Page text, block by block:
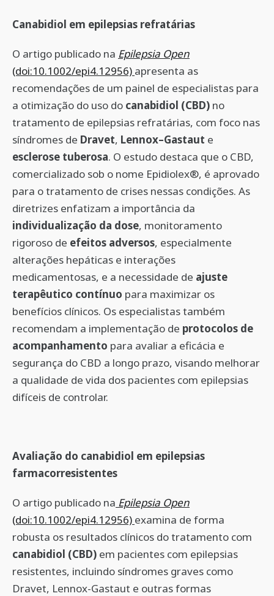
Canabidiol em epilepsias refratárias
O artigo publicado na Epilepsia Open
(doi:10.1002/epi4.12956) apresenta as
recomendações de um painel de especialistas para
a otimização do uso do canabidiol (CBD) no
tratamento de epilepsias refratárias, com foco nas
síndromes de Dravet, Lennox–Gastaut e
esclerose tuberosa. O estudo destaca que o CBD,
comercializado sob o nome Epidiolex®, é aprovado
para o tratamento de crises nessas condições. As
diretrizes enfatizam a importância da
individualização da dose, monitoramento
rigoroso de efeitos adversos, especialmente
alterações hepáticas e interações
medicamentosas, e a necessidade de ajuste
terapêutico contínuo para maximizar os
benefícios clínicos. Os especialistas também
recomendam a implementação de protocolos de
acompanhamento para avaliar a eficácia e
segurança do CBD a longo prazo, visando melhorar
a qualidade de vida dos pacientes com epilepsias
difíceis de controlar.
Avaliação do canabidiol em epilepsias
farmacorresistentes
O artigo publicado na Epilepsia Open
(doi:10.1002/epi4.12956) examina de forma
robusta os resultados clínicos do tratamento com
canabidiol (CBD) em pacientes com epilepsias
resistentes, incluindo síndromes graves como
Dravet, Lennox-Gastaut e outras formas